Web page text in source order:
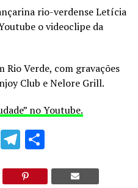
rio-verdense Letícia
o videoclipe da
Verde, com gravações
Club e Nelore Grill.
no Youtube.
Telegram
Share